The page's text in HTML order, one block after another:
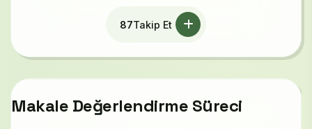
87Takip Et
Makale Değerlendirme Süreci